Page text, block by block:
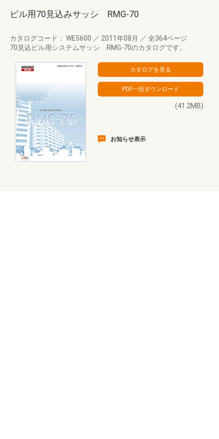
ビル用70見込みサッシ RMG-70
カタログコード： WE5600 ／ 2011年08月 ／ 全364ページ
70見込ビル用システムサッシ RMG-70のカタログです。
(41.2MB)
お知らせ表示